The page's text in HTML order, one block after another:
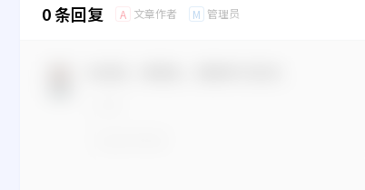
0 条回复 A 文章作者 M 管理员